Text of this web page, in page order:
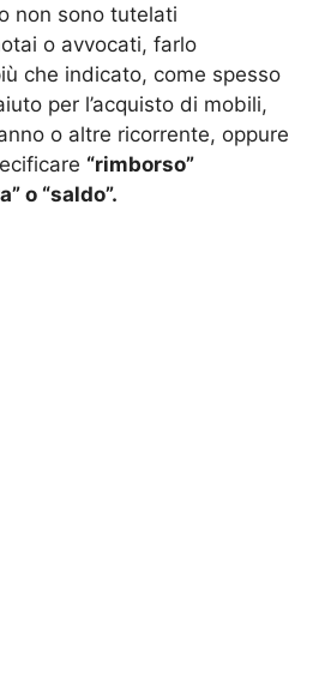
non sono tutelati
o avvocati, farlo
che indicato, come spesso
per l’acquisto di mobili,
o altre ricorrente, oppure
“rimborso”
o “saldo”.